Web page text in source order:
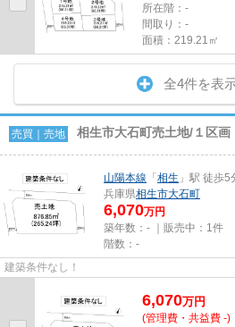
所在階：-
間取り：-
面積：219.21㎡
全4件を表
売買｜売地 相生市大石町売土地/１区画
山陽本線 「 相生 」駅 徒歩5
兵庫県相生市大石町
6,070万円
築年数：- ｜販売中： 1件
階数：-
建築条件なし！
6,070万円
(管理費・共益費 -)